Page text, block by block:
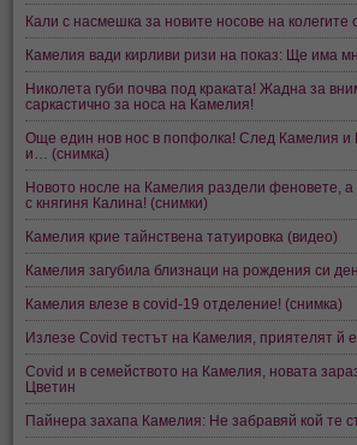
Кали с насмешка за новите носове на колегите
Камелия вади кирливи ризи на показ: Ще има
Николета губи почва под краката! Жадна за
саркастично за носа на Камелия!
Още един нов нос в попфолка! След Камелия и
и… (снимка)
Новото носле на Камелия раздели феновете, а
с княгиня Калина! (снимки)
Камелия крие тайнствена татуировка (видео)
Камелия загубила близнаци на рождения си
Камелия влезе в covid-19 отделение! (снимка)
Излезе Covid тестът на Камелия, приятелят й
Covid и в семейството на Камелия, новата
Цветин
Пайнера захапа Камелия: Не забравяй кой те